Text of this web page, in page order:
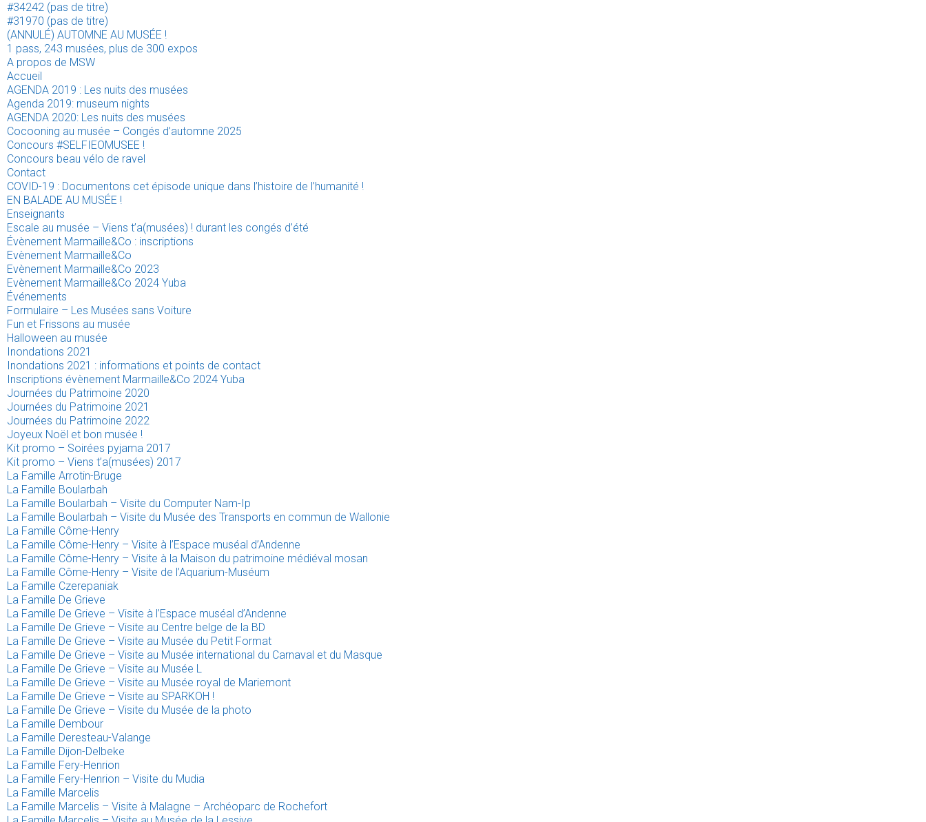
#34242 (pas de titre)
#31970 (pas de titre)
(ANNULÉ) AUTOMNE AU MUSÉE !
1 pass, 243 musées, plus de 300 expos
A propos de MSW
Accueil
AGENDA 2019 : Les nuits des musées
Agenda 2019: museum nights
AGENDA 2020: Les nuits des musées
Cocooning au musée – Congés d’automne 2025
Concours #SELFIEOMUSEE !
Concours beau vélo de ravel
Contact
COVID-19 : Documentons cet épisode unique dans l’histoire de l’humanité !
EN BALADE AU MUSÉE !
Enseignants
Escale au musée – Viens t’a(musées) ! durant les congés d’été
Évènement Marmaille&Co : inscriptions
Evènement Marmaille&Co
Evènement Marmaille&Co 2023
Evènement Marmaille&Co 2024 Yuba
Événements
Formulaire – Les Musées sans Voiture
Fun et Frissons au musée
Halloween au musée
Inondations 2021
Inondations 2021 : informations et points de contact
Inscriptions évènement Marmaille&Co 2024 Yuba
Journées du Patrimoine 2020
Journées du Patrimoine 2021
Journées du Patrimoine 2022
Joyeux Noël et bon musée !
Kit promo – Soirées pyjama 2017
Kit promo – Viens t’a(musées) 2017
La Famille Arrotin-Bruge
La Famille Boularbah
La Famille Boularbah – Visite du Computer Nam-Ip
La Famille Boularbah – Visite du Musée des Transports en commun de Wallonie
La Famille Côme-Henry
La Famille Côme-Henry – Visite à l’Espace muséal d’Andenne
La Famille Côme-Henry – Visite à la Maison du patrimoine médiéval mosan
La Famille Côme-Henry – Visite de l’Aquarium-Muséum
La Famille Czerepaniak
La Famille De Grieve
La Famille De Grieve – Visite à l’Espace muséal d’Andenne
La Famille De Grieve – Visite au Centre belge de la BD
La Famille De Grieve – Visite au Musée du Petit Format
La Famille De Grieve – Visite au Musée international du Carnaval et du Masque
La Famille De Grieve – Visite au Musée L
La Famille De Grieve – Visite au Musée royal de Mariemont
La Famille De Grieve – Visite au SPARKOH !
La Famille De Grieve – Visite du Musée de la photo
La Famille Dembour
La Famille Deresteau-Valange
La Famille Dijon-Delbeke
La Famille Fery-Henrion
La Famille Fery-Henrion – Visite du Mudia
La Famille Marcelis
La Famille Marcelis – Visite à Malagne – Archéoparc de Rochefort